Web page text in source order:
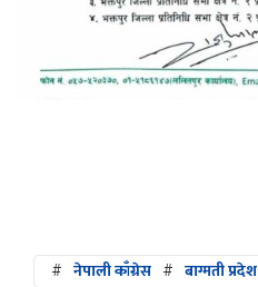
# नेपाली काँग्रेस # बाग्मती प्रदेश